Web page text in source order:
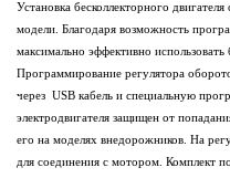
Установка бесколлекторного
модели. Благодаря возможность
максимально эффективно
Программирование регулятора
через
USB кабель и специальную
электродвигателя защищен от
его на моделях внедорожников. На
для соединения с мотором. Комплект